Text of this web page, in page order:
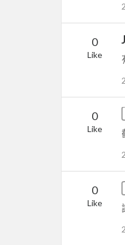
0
Like
0
Like
0
Like